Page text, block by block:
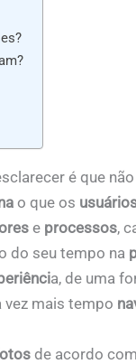
é que não
o que os
e processos,
do seu tempo na
a, de uma
vez mais tempo
de acordo